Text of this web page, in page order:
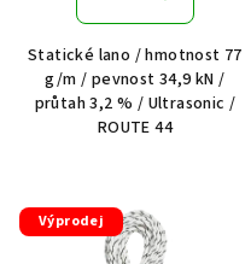
Statické lano / hmotnost 77
g/m / pevnost 34,9 kN /
průtah 3,2 % / Ultrasonic /
ROUTE 44
Výprodej